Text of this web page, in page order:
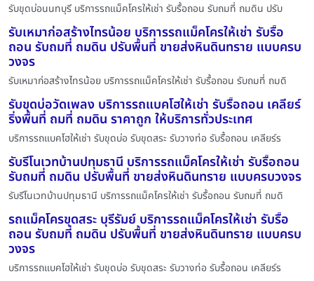
รับขุดบ่อนนทบุรี บริการรถแม็คโครให้เช่า รับรื้อถอน รับถมที่ ถมดิน ปรับ
รับเหมาก่อสร้างไทรน้อย บริการรถแม็คโครให้เช่า รับรื้อ
ถอน รับถมที่ ถมดิน ปรับพื้นที่ ขายส่งหินดินทราย แบบครบ
วงจร
รับเหมาก่อสร้างไทรน้อย บริการรถแม็คโครให้เช่า รับรื้อถอน รับถมที่ ถมดิ
รับขุดบ่อวัดเพลง บริการรถแบคโฮให้เช่า รับรื้อถอน เคลียร์
ริ่งพื้นที่ ถมที่ ถมดิน ราคาถูก ให้บริการทั่วประเทศ
บริการรถแบคโฮให้เช่า รับขุดบ่อ รับขุดสระ รับวางท่อ รับรื้อถอน เคลียร์ร
รับรีโนเวทบ้านปทุมธานี บริการรถแม็คโครให้เช่า รับรื้อถอน
รับถมที่ ถมดิน ปรับพื้นที่ ขายส่งหินดินทราย แบบครบวงจร
รับรีโนเวทบ้านปทุมธานี บริการรถแม็คโครให้เช่า รับรื้อถอน รับถมที่ ถมดิ
รถแม็คโครขุดสระ บุรีรัมย์ บริการรถแม็คโครให้เช่า รับรื้อ
ถอน รับถมที่ ถมดิน ปรับพื้นที่ ขายส่งหินดินทราย แบบครบ
วงจร
บริการรถแบคโฮให้เช่า รับขุดบ่อ รับขุดสระ รับวางท่อ รับรื้อถอน เคลียร์ร